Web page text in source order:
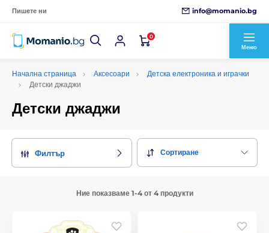
Пишете ни info@momanio.bg
0
Меню
Начална страница Аксесоари
Детска електроника и играчки
Детски джаджи
Детски джаджи
Филтър Сортиране
Ние показваме 1-4 от 4 продукти